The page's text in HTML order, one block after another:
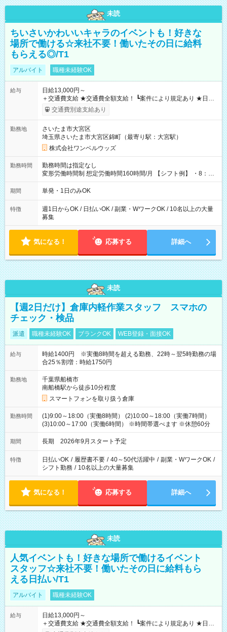
未読
ちいさいかわいいキャラのイベントも！好きな
場所で働ける☆来社不要！働いたその日に給料
もらえる◎/T1
アルバイト 職種未経験OK
給与
日給13,000円～
＋交通費支給 ★交通費全額支給！ ┗案件により規定あり ★日払
いOK！（規定あり） ┗働いたその日に現金GET♪ お仕事後はコ
ンビニATMから 日払い分を引き落とせます！ 【試用期間】試
交通費別途支給あり
勤務地
さいたま市大宮区
埼玉県さいたま市大宮区錦町（最寄り駅：大宮駅）
株式会社ワンベルウッズ
勤務時間
勤務時間は指定なし
変形労働時間制 想定労働時間160時間/月 【シフト例】 ・8：00
～21：00
期間 単発・1日のみOK
特徴
週1日からOK / 日払いOK / 副業・WワークOK / 10名以上の大量
募集
気になる！ 応募する 詳細へ
未読
【週2日だけ】倉庫内軽作業スタッフ スマホの
チェック・検品
派遣 職種未経験OK ブランクOK WEB登録・面接OK
給与
時給1400円 ※実働8時間を超える勤務、22時～翌5時勤務の場
合25％割増：時給1750円
勤務地
千葉県船橋市
南船橋駅から徒歩10分程度
スマートフォンを取り扱う倉庫
勤務時間
(1)9:00～18:00（実働8時間） (2)10:00～18:00（実働7時間）
(3)10:00～17:00（実働6時間） ※時間帯選べます ※休憩60分
期間 長期 2026年9月スタート予定
特徴 日払いOK / 履歴書不要 / 40～50代活躍中 / 副業・WワークOK /
シフト勤務 / 10名以上の大量募集
気になる！ 応募する 詳細へ
未読
人気イベントも！好きな場所で働けるイベント
スタッフ☆来社不要！働いたその日に給料もら
える日払い/T1
アルバイト 職種未経験OK
給与
日給13,000円～
＋交通費支給 ★交通費全額支給！ ┗案件により規定あり ★日払